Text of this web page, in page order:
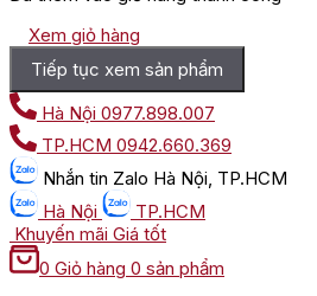
Xem giỏ hàng
Tiếp tục xem sản phẩm
Hà Nội 0977.898.007
TP.HCM 0942.660.369
Nhắn tin Zalo Hà Nội, TP.HCM
Hà Nội
TP.HCM
Khuyến mãi Giá tốt
0 Giỏ hàng 0 sản phẩm